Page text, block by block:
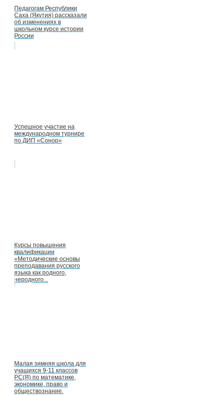
Педагогам Республики
Саха (Якутия) рассказали
об изменениях в
школьном курсе истории
России
Успешное участие на
международном турнире
по ДИП «Сонор»
Курсы повышения
квалификации
«Методические основы
преподавания русского
языка как родного,
неродного...
Малая зимняя школа для
учащихся 9-11 классов
РС(Я) по математике,
экономике, право и
обществознание.